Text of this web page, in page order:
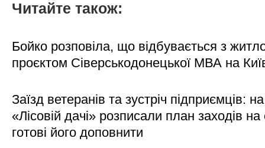
Читайте також:
Бойко розповіла, що відбувається з
проєктом Сіверськодонецької МВА на
Заїзд ветеранів та зустріч підприємців: на
«Лісовій дачі» розписали план заходів на
готові його доповнити